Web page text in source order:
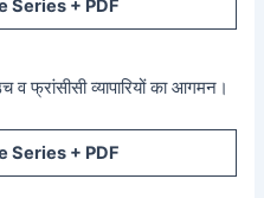
Series + PDF
व फ्रांसीसी व्यापारियों का आगमन।
Series + PDF